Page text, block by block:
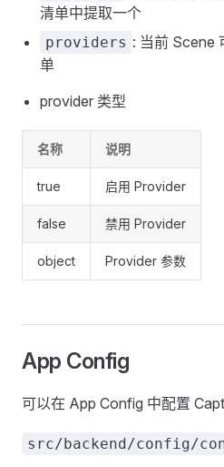
清单中提取一个
providers : 当前 Scene
单
provider 类型
名称 说明
true 启用 Provider
false 禁用 Provider
object Provider 参数
App Config
可以在 App Config 中配置
src/backend/config/